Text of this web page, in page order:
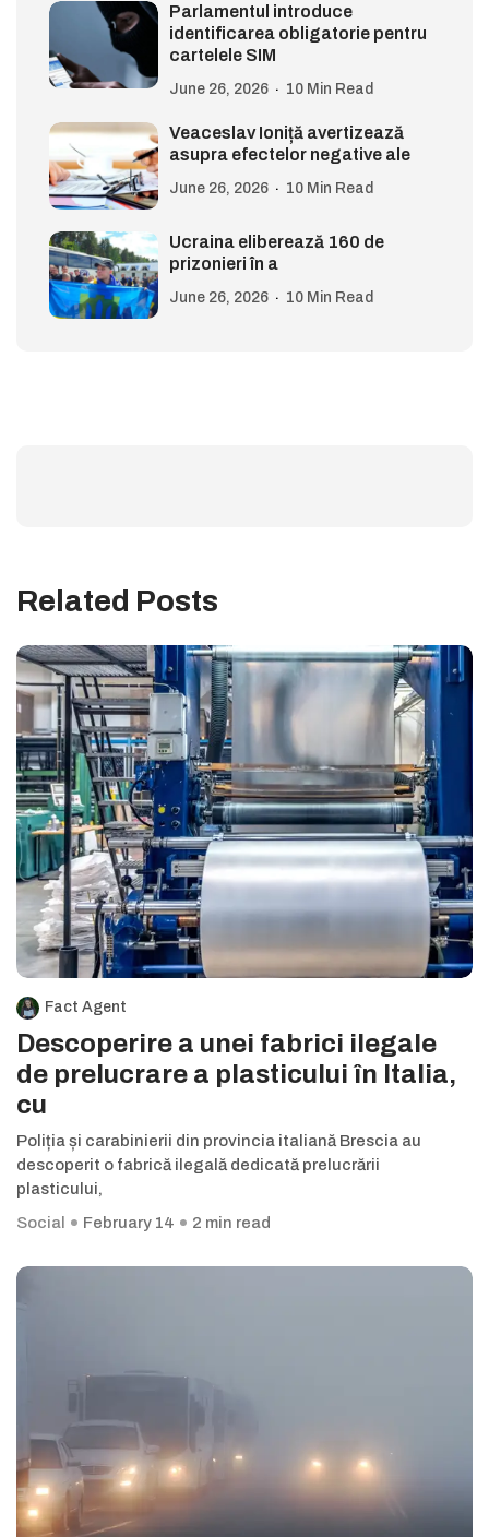
Parlamentul introduce
identificarea obligatorie pentru
cartelele SIM
June 26, 2026 10 Min Read
Veaceslav Ioniță avertizează
asupra efectelor negative ale
June 26, 2026 10 Min Read
Ucraina eliberează 160 de
prizonieri în a
June 26, 2026 10 Min Read
Related Posts
Fact Agent
Descoperire a unei fabrici ilegale
de prelucrare a plasticului în Italia,
cu
Poliția și carabinierii din provincia italiană Brescia au
descoperit o fabrică ilegală dedicată prelucrării
plasticului,
Social
February 14 2 min read